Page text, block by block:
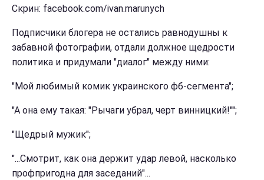
Скрин: facebook.com/ivan.marunych
Подписчики блогера не остались равнодушны к
забавной фотографии, отдали должное щедрости
политика и придумали "диалог" между ними:
"Мой любимый комик украинского фб-сегмента";
"А она ему такая: "Рычаги убрал, черт винницкий!"";
"Щедрый мужик";
"...Смотрит, как она держит удар левой, насколько
профпригодна для заседаний"...